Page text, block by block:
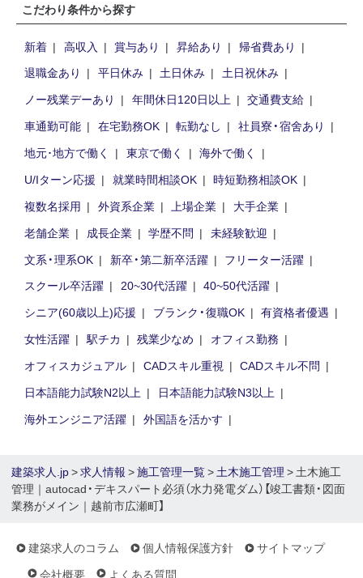
こだわり条件から探す
新着 高収入 賞与あり 昇給あり
帰省費あり
退職金あり
平日休み 土日休み
土日祝休み
ノー残業デーあり
年間休日120日以上
交通費支給
車通勤可能
在宅勤務OK 転勤なし
社員寮・宿舍あり
地元･地方で働く
東京で働く
海外で働く
U/Iターン応援
就業時間相談OK
時短勤務相談OK
複数名採用
外資系企業 上場企業
大手企業
老舗企業
成長企業 学歴不問
未経験歓迎
文系・理系OK
新卒・第二新卒活躍
フリーター活躍
スクール卒活躍
20~30代活躍
40~50代活躍
シニア(60歳以上)応援
ブランク・復職OK
有資格者優遇
女性活躍
駅チカ 残業少なめ
オフィス勤務
オフィスカジュアル
CADスキル重視
CADスキル不問
日本語能力試験N2以上
日本語能力試験N3以上
海外エンジニア活躍
外国語を活かす
建築求人.jp>求人情報 >施工管理一覧>土木施工管理 > 土木施工
管理｜autocad・デキスパート必須（水力発電ダム）【竣工書類・図面
業務がメイン｜越前市広瀬町】
建築求人のコラム 個人情報保護方針
サイトマップ
会社概要
よくある質問